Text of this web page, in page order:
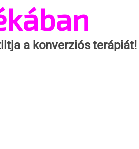
a konverziós terápiát!